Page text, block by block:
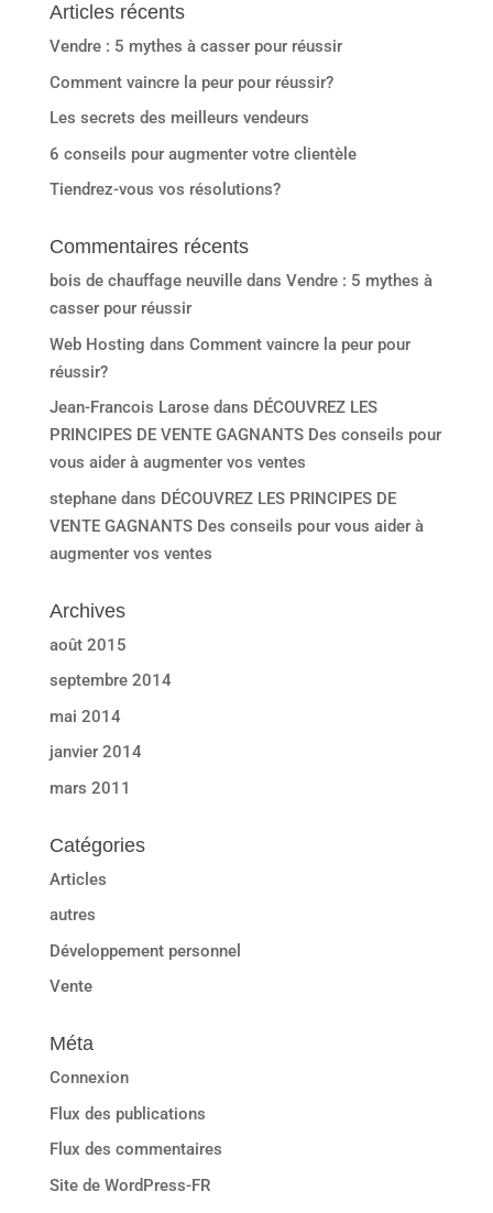
Articles récents
Vendre : 5 mythes à casser pour réussir
Comment vaincre la peur pour réussir?
Les secrets des meilleurs vendeurs
6 conseils pour augmenter votre clientèle
Tiendrez-vous vos résolutions?
Commentaires récents
bois de chauffage neuvilledans Vendre : 5 mythes à
casser pour réussir
Web Hosting dans Comment vaincre la peur pour
réussir?
Jean-Francois Larosedans DÉCOUVREZ LES
PRINCIPES DE VENTE GAGNANTS Des conseils pour
vous aider à augmenter vos ventes
stephanedans DÉCOUVREZ LES PRINCIPES DE
VENTE GAGNANTS Des conseils pour vous aider à
augmenter vos ventes
Archives
août 2015
septembre 2014
mai 2014
janvier 2014
mars 2011
Catégories
Articles
autres
Développement personnel
Vente
Méta
Connexion
Flux des publications
Flux des commentaires
Site de WordPress-FR